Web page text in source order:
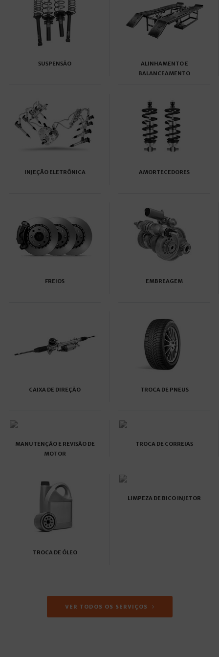
SUSPENSÃO
ALINHAMENTO E
BALANCEAMENTO
INJEÇÃO ELETRÔNICA AMORTECEDORES
FREIOS EMBREAGEM
CAIXA DE DIREÇÃO TROCA DE PNEUS
MANUTENÇÃO E REVISÃO DE
MOTOR
TROCA DE CORREIAS
TROCA DE ÓLEO
LIMPEZA DE BICO INJETOR
VER TODOS OS SERVIÇOS